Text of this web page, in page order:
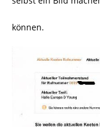
können.